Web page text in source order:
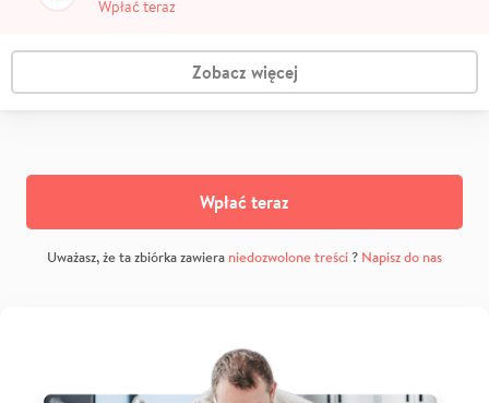
Wpłać teraz
Zobacz więcej
Wpłać teraz
Uważasz, że ta zbiórka zawiera niedozwolone treści? Napisz do nas